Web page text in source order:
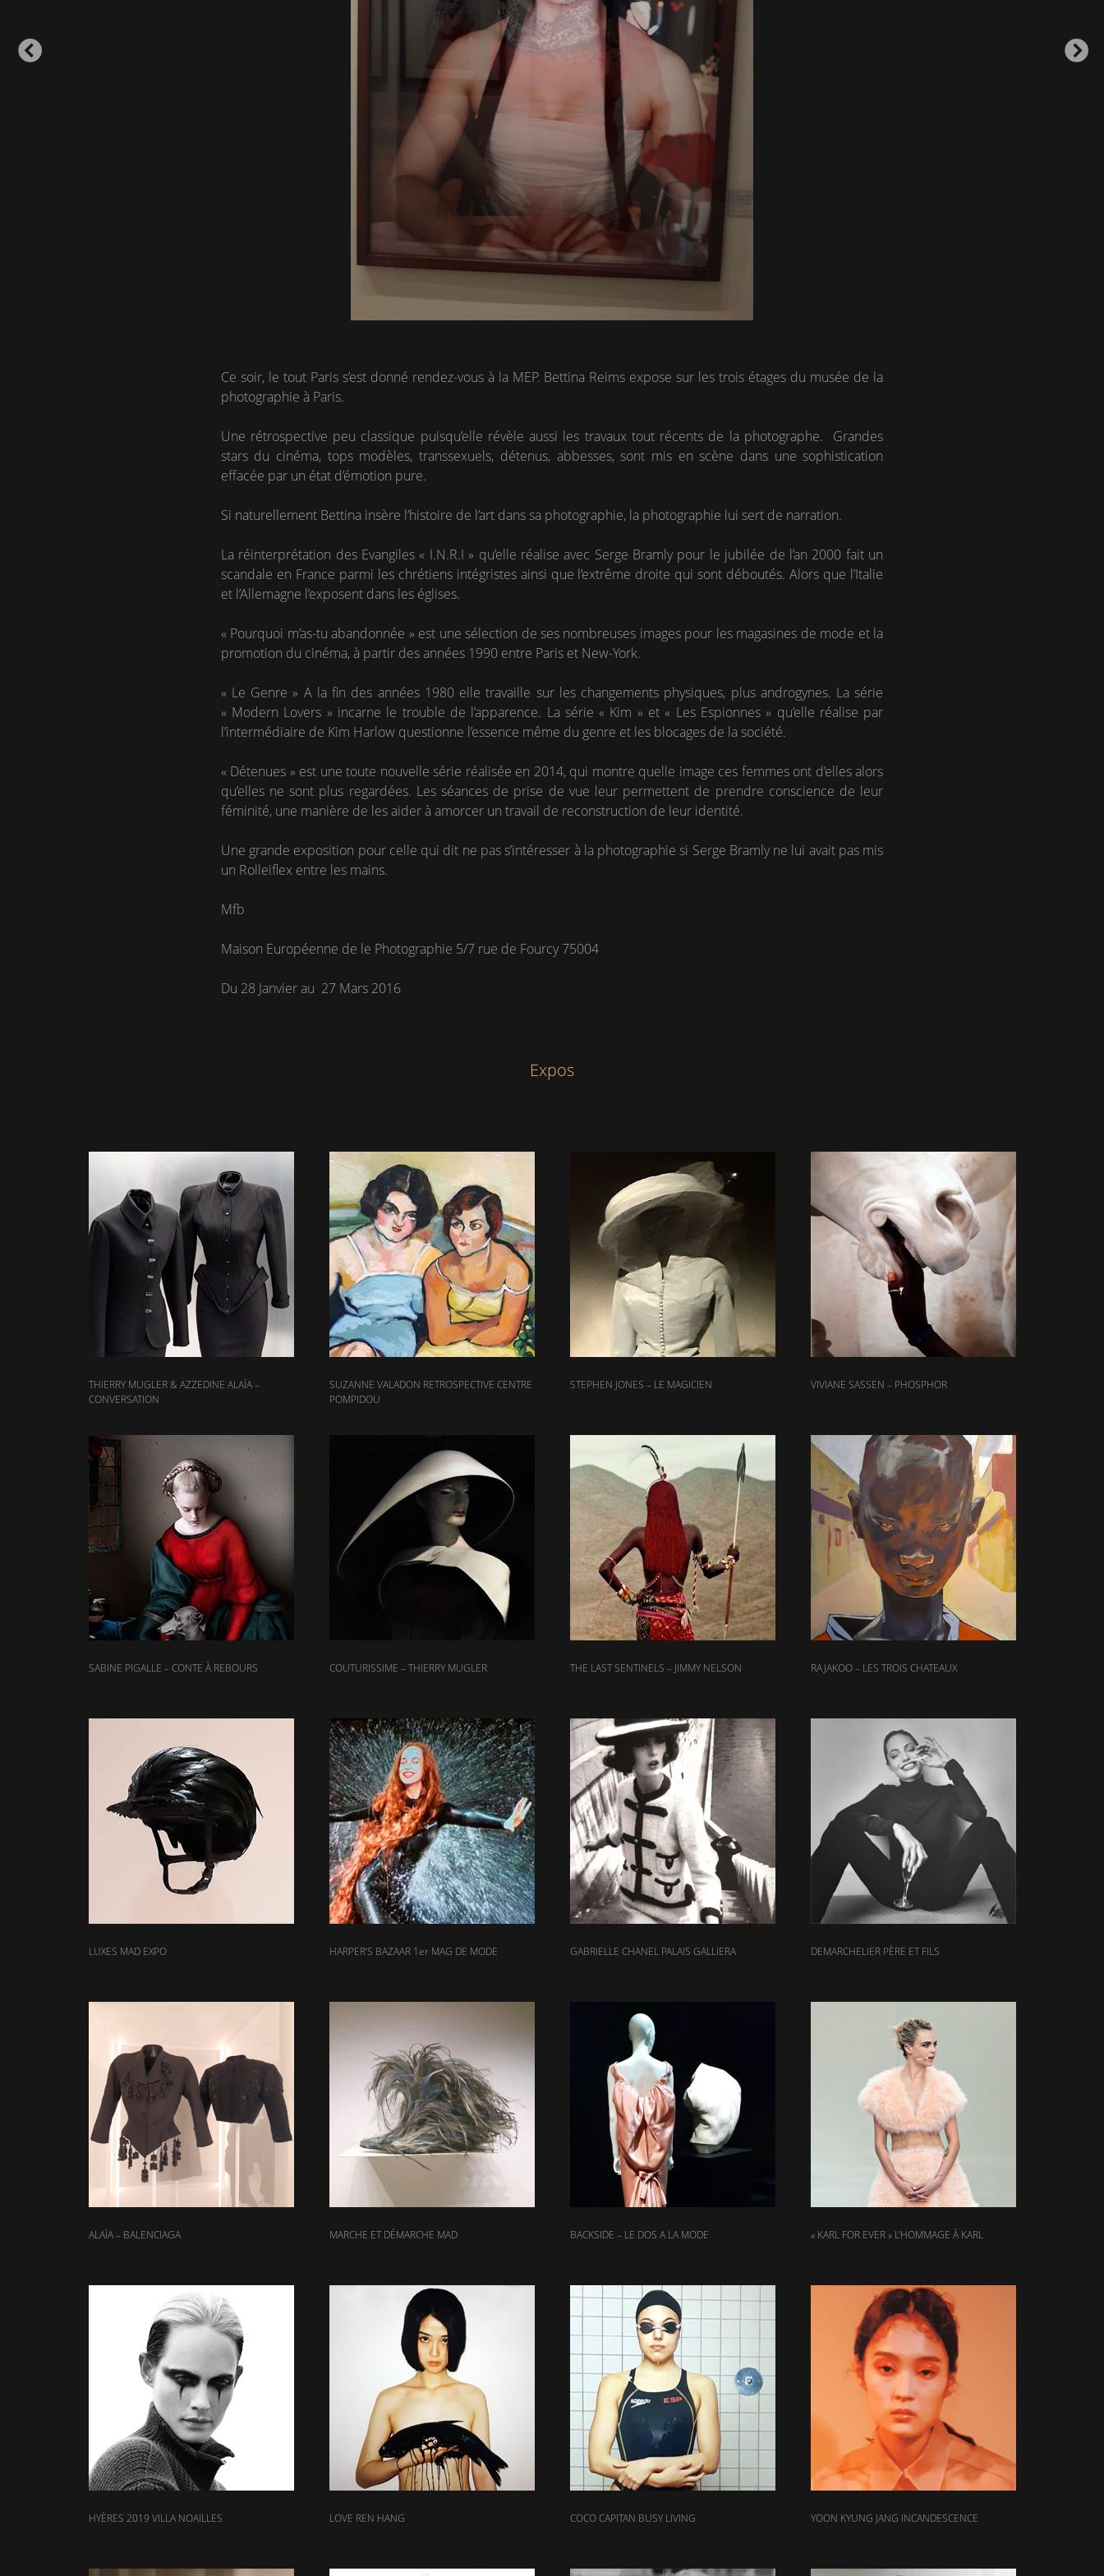
Ce soir, le tout Paris s’est donné rendez-vous à la MEP. Bettina Reims expose sur les trois étages du musée de la
photographie à Paris.
Une rétrospective peu classique puisqu’elle révèle aussi les travaux tout récents de la photographe. Grandes
stars du cinéma, tops modèles, transsexuels, détenus, abbesses, sont mis en scène dans une sophistication
effacée par un état d’émotion pure.
Si naturellement Bettina insère l’histoire de l’art dans sa photographie, la photographie lui sert de narration.
La réinterprétation des Evangiles « I.N.R.I » qu’elle réalise avec Serge Bramly pour le jubilée de l’an 2000 fait un
scandale en France parmi les chrétiens intégristes ainsi que l’extrême droite qui sont déboutés. Alors que l’Italie
et l’Allemagne l’exposent dans les églises.
« Pourquoi m’as-tu abandonnée » est une sélection de ses nombreuses images pour les magasines de mode et la
promotion du cinéma, à partir des années 1990 entre Paris et New-York.
« Le Genre » A la fin des années 1980 elle travaille sur les changements physiques, plus androgynes. La série
« Modern Lovers » incarne le trouble de l’apparence. La série « Kim » et « Les Espionnes » qu’elle réalise par
l’intermédiaire de Kim Harlow questionne l’essence même du genre et les blocages de la société.
« Détenues » est une toute nouvelle série réalisée en 2014, qui montre quelle image ces femmes ont d’elles alors
qu’elles ne sont plus regardées. Les séances de prise de vue leur permettent de prendre conscience de leur
féminité, une manière de les aider à amorcer un travail de reconstruction de leur identité.
Une grande exposition pour celle qui dit ne pas s’intéresser à la photographie si Serge Bramly ne lui avait pas mis
un Rolleiflex entre les mains.
Mfb
Maison Européenne de le Photographie 5/7 rue de Fourcy 75004
Du 28 Janvier au 27 Mars 2016
Expos
THIERRY MUGLER & AZZEDINE ALAÏA –
CONVERSATION
SUZANNE VALADON RETROSPECTIVE CENTRE
POMPIDOU
STEPHEN JONES – LE MAGICIEN VIVIANE SASSEN – PHOSPHOR
SABINE PIGALLE – CONTE À REBOURS COUTURISSIME – THIERRY MUGLER THE LAST SENTINELS – JIMMY NELSON RAJAKOO – LES TROIS CHATEAUX
LUXES MAD EXPO HARPER’S BAZAAR 1er MAG DE MODE GABRIELLE CHANEL PALAIS GALLIERA DEMARCHELIER PÈRE ET FILS
ALAÏA – BALENCIAGA MARCHE ET DÉMARCHE MAD BACKSIDE – LE DOS A LA MODE « KARL FOR EVER » L’HOMMAGE À KARL
HYÈRES 2019 VILLA NOAILLES LOVE REN HANG COCO CAPITAN BUSY LIVING YOON KYUNG JANG INCANDESCENCE